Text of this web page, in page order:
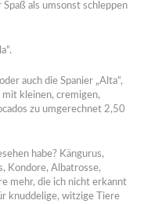
als umsonst schleppen
auch die Spanier „Alta“,
kleinen, cremigen,
zu umgerechnet 2,50
habe? Kängurus,
Kondore, Albatrosse,
mehr, die ich nicht erkannt
knuddelige, witzige Tiere